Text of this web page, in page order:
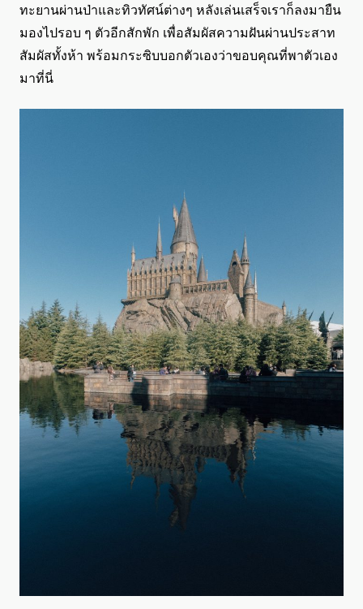
ทะยานผ่านป่าและทิวทัศน์ต่างๆ หลังเล่นเสร็จเราก็ลงมายืน
มองไปรอบ ๆ ตัวอีกสักพัก เพื่อสัมผัสความฝันผ่านประสาท
สัมผัสทั้งห้า พร้อมกระซิบบอกตัวเองว่าขอบคุณที่พาตัวเอง
มาที่นี่